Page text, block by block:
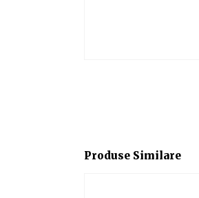
Produse Similare